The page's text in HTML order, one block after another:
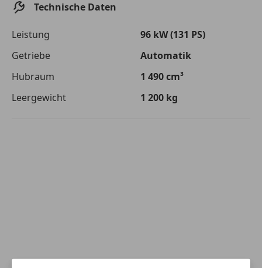
Technische Daten
Leistung
96 kW (131 PS)
Getriebe
Automatik
Hubraum
1 490 cm³
Leergewicht
1 200 kg